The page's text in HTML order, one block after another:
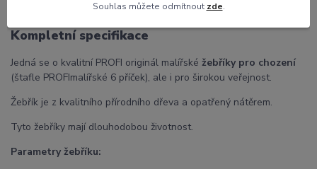
Kompletní specifikace
Jedná se o kvalitní PROFI originál malířské žebříky pro chození
(štafle PROFImalířské 6 příček), ale i pro širokou veřejnost.
Žebřík je z kvalitního přírodního dřeva a opatřený nátěrem.
Tyto žebříky mají dlouhodobou životnost.
Parametry žebříku:
Souhlas můžete odmítnout zde.